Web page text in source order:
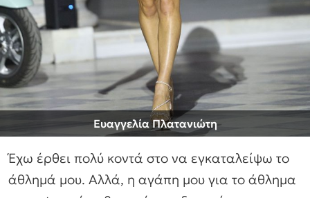
Ευαγγελία Πλατανιώτη
Έχω έρθει πολύ κοντά στο να εγκαταλείψω το
άθλημά μου. Αλλά, η αγάπη μου για το άθλημα